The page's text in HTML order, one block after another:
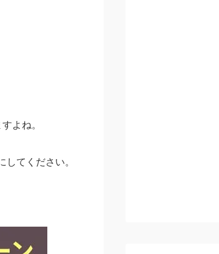
よね。
てください。